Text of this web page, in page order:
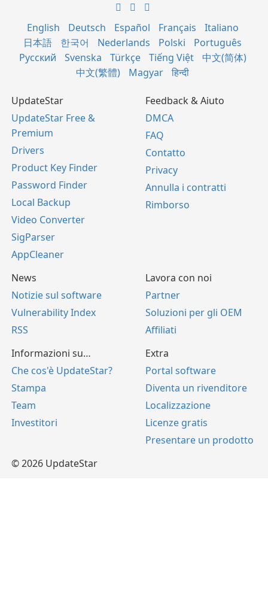
English Deutsch Español Français
Italiano
日本語
한국어 Nederlands Polski
Português
Русский
Svenska Türkçe Tiếng Việt
中文(简体)
中文(繁體)
Magyar हिन्दी
UpdateStar
UpdateStar Free &
Premium
Drivers
Product Key Finder
Password Finder
Local Backup
Video Converter
SigParser
AppCleaner
Feedback & Aiuto
DMCA
FAQ
Contatto
Privacy
Annulla i contratti
Rimborso
News
Notizie sul software
Vulnerability Index
RSS
Lavora con noi
Partner
Soluzioni per gli OEM
Affiliati
Informazioni su…
Che cos'è UpdateStar?
Stampa
Team
Investitori
Extra
Portal software
Diventa un rivenditore
Localizzazione
Licenze gratis
Presentare un prodotto
© 2026 UpdateStar